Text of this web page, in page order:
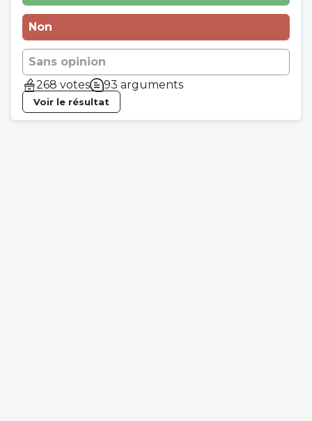
Non
Sans opinion
268 votes
93 arguments
Voir le résultat